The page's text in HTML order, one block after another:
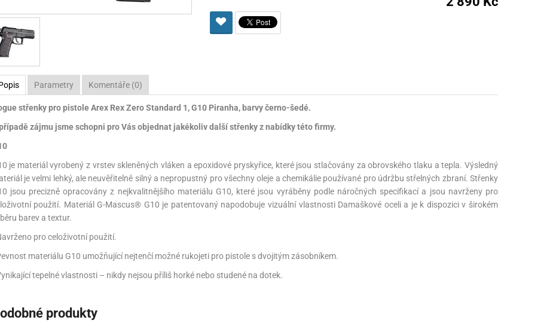
pro zbraně na ZP
pro nože
Pistolové a revolverové náboje Ochranné prostředky
Rowan Engineering
Pro perkusní zbraně
Svítilny
Parametry Komentáře (0)
střenky pro pistole Arex Rex Zero Standard 1, G10 Piranha, barvy černo-šedé.
zájmu jsme schopni pro Vás objednat jakékoliv další střenky z nabídky této firmy.
je materiál vyrobený z vrstev skleněných vláken a epoxidové pryskyřice, které jsou stlačovány za obrovského tlaku a tepla. Výsledný
je velmi lehký, ale neuvěřitelně silný a nepropustný pro všechny oleje a chemikálie používané pro údržbu střelných zbraní. Střenky
jsou precizně opracovány z nejkvalitnějšího materiálu G10, které jsou vyráběny podle náročných specifikací a jsou navrženy pro
použití. Materiál G-Mascus® G10 je patentovaný napodobuje vizuální vlastnosti Damaškové oceli a je k dispozici v širokém
barev a textur.
pro celoživotní použití.
materiálu G10 umožňující nejtenčí možné rukojeti pro pistole s dvojitým zásobníkem.
tepelné vlastnosti – nikdy nejsou příliš horké nebo studené na dotek.
produkty